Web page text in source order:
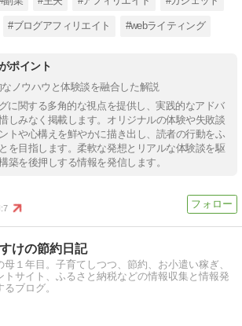
#ブログアフィリエイト #webライティング
ポイント
ノウハウと体験談を融合した解説
に関する多角的な視点を提供し、実践的なアドバ
しみなく掲載します。オリジナルの体験や失敗談
トや心構えを鮮やかに描き出し、読者の行動をふ
を目指します。柔軟な発想とリアルな体験談を駆
築を後押しする情報を発信します。
7
けの節約日記
母１年目。子育てしつつ、節約、お小遣い稼ぎ、
トサイト、ふるさと納税などの情報収集と情報発
るブログ。